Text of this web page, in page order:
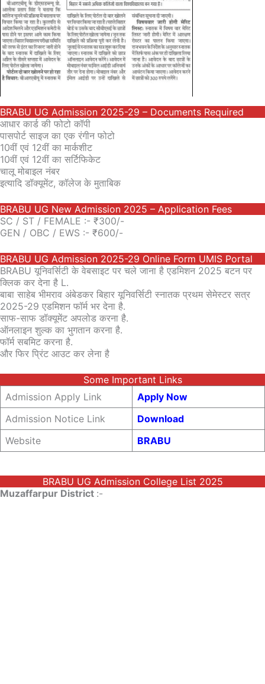
BRABU UG Admission 2025-29 – Documents Required
आधार कार्ड की फोटो कॉपी
पासपोर्ट साइज का एक रंगीन फोटो
10वीं एवं 12वीं का मार्कशीट
10वीं एवं 12वीं का सर्टिफिकेट
चालू मोबाइल नंबर
इत्यादि डॉक्यूमेंट, कॉलेज के मुताबिक
BRABU UG New Admission 2025 – Application Fees
SC / ST / FEMALE :- ₹300/-
GEN / OBC / EWS :- ₹600/-
BRABU UG Admission 2025-29 Online Form UMIS Portal
BRABU यूनिवर्सिटी के वेबसाइट पर चले जाना है एडमिशन 2025 बटन पर
क्लिक कर देना है L.
बाबा साहेब भीमराव अंबेडकर बिहार यूनिवर्सिटी स्नातक प्रथम सेमेस्टर सत्र
2025-29 एडमिशन फॉर्म भर देना है.
साफ-साफ डॉक्यूमेंट अपलोड करना है.
ऑनलाइन शुल्क का भुगतान करना है.
फॉर्म सबमिट करना है.
और फिर प्रिंट आउट कर लेना है
Some Important Links
Admission Apply Link
Apply Now
Admission Notice Link
Download
Website
BRABU
BRABU UG Admission College List 2025
Muzaffarpur District :-